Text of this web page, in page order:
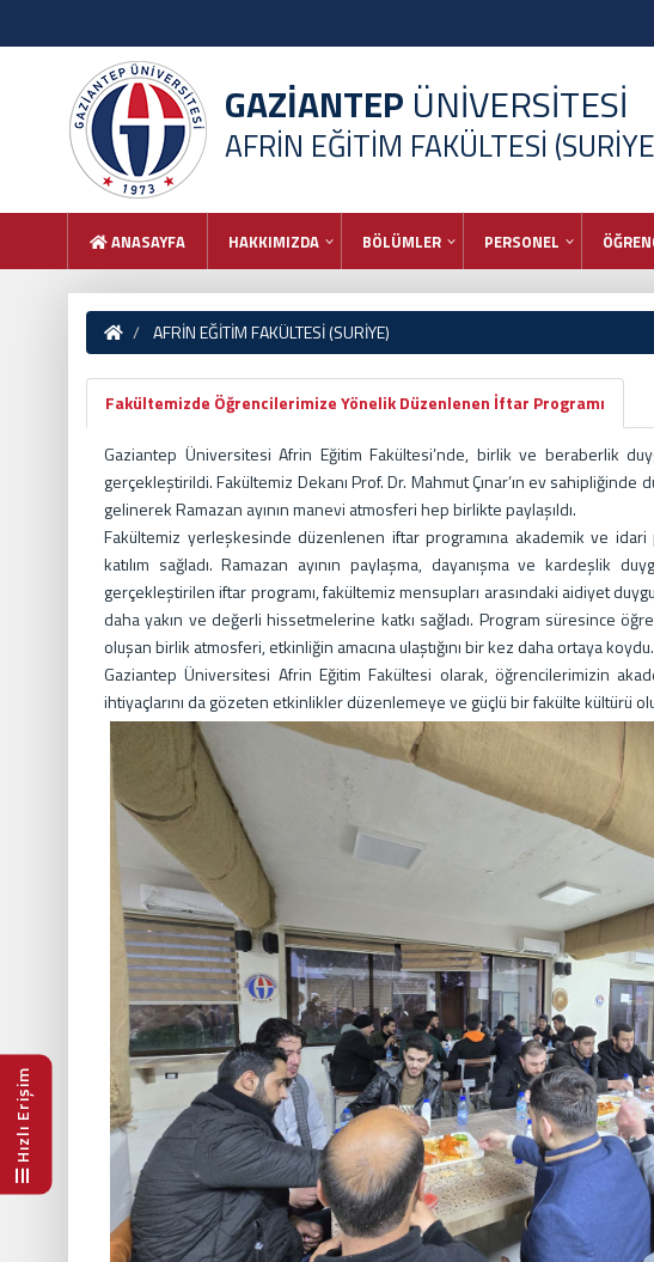
Hızlı Erişim
GAZİANTEP ÜNİVERSİTESİ
AFRİN EĞİTİM FAKÜLTESİ
ANASAYFA HAKKIMIZDA BÖLÜMLER PERSONEL
AFRİN EĞİTİM FAKÜLTESİ (SURİYE)
Fakültemizde Öğrencilerimize Yönelik Düzenlenen İftar Programı
Gaziantep Üniversitesi Afrin Eğitim Fakültesi’nde, birlik ve beraberlik
gerçekleştirildi. Fakültemiz Dekanı Prof. Dr. Mahmut Çınar’ın ev
gelinerek Ramazan ayının manevi atmosferi hep birlikte paylaşıldı.
Fakültemiz yerleşkesinde düzenlenen iftar programına akademik ve idari
katılım sağladı. Ramazan ayının paylaşma, dayanışma ve kardeşlik
gerçekleştirilen iftar programı, fakültemiz mensupları arasındaki aidiyet
daha yakın ve değerli hissetmelerine katkı sağladı. Program süresince
oluşan birlik atmosferi, etkinliğin amacına ulaştığını bir kez daha ortaya koydu.
Gaziantep Üniversitesi Afrin Eğitim Fakültesi olarak, öğrencilerimizin
ihtiyaçlarını da gözeten etkinlikler düzenlemeye ve güçlü bir fakülte kültürü